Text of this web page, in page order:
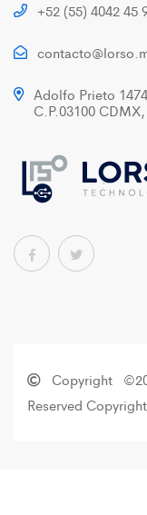
+52 (55) 4042 45
Adolfo Prieto
C.P.03100
Copyright
Reserved Copyright